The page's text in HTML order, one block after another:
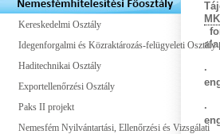
Kereskedelmi Osztály
Idegenforgalmi és Közraktározás-felügyeleti Osztály
Haditechnikai Osztály
Exportellenőrzési Osztály
Paks II projekt
Nemesfém Nyilvántartási, Ellenőrzési és Vizsgálati
·